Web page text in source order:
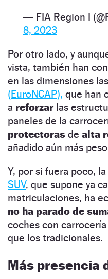
— FIA Region I
8, 2023
Por otro lado, y
vista, también han
en las dimensiones las
(EuroNCAP), que han
a reforzarlas
paneles de la
protectoras de alta
añadido aún más
Y, por si fuera poco,
SUV, que supone ya
matriculaciones, ha
no ha parado de
coches con
que los tradicionales.
Más presencia